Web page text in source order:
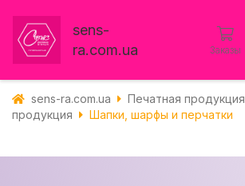
sens-
ra.com.ua
Заказы
sens-ra.com.ua Печатная продукция
продукция
Шапки, шарфы и перчатки